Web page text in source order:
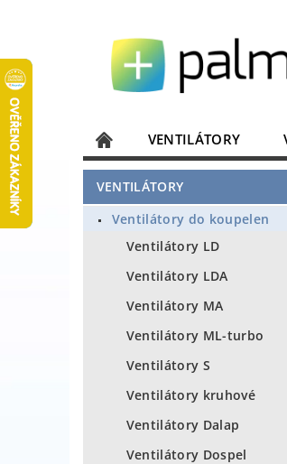
VENTILÁTORY
JISTIČE, ROZVADĚČE
DOMÁCÍ SPOTŘEBIČE
VENTILÁTORY
Ventilátory do koupelen
Ventilátory LD
Ventilátory LDA
Ventilátory MA
Ventilátory ML-turbo
Ventilátory S
Ventilátory kruhové
Ventilátory Dalap
Ventilátory Dospel